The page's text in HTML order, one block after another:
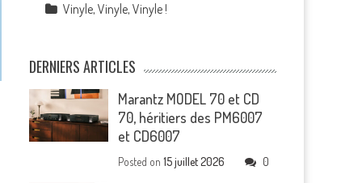
Vinyle, Vinyle, Vinyle !
DERNIERS ARTICLES
Marantz MODEL 70 et CD
70, héritiers des PM6007
et CD6007
Posted on15 juillet 2026 0